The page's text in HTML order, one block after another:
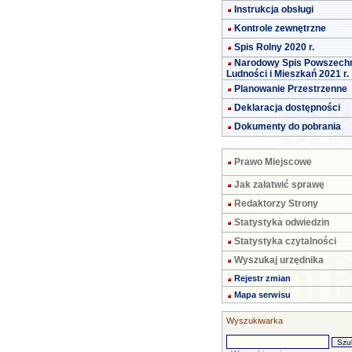
Instrukcja obsługi
Kontrole zewnętrzne
Spis Rolny 2020 r.
Narodowy Spis
Ludności i Mieszkań 2021 r.
Planowanie Przestrzenne
Deklaracja dostępności
Dokumenty do pobrania
Prawo Miejscowe
Jak załatwić sprawę
Redaktorzy Strony
Statystyka odwiedzin
Statystyka czytalności
Wyszukaj urzędnika
Rejestr zmian
Mapa serwisu
Wyszukiwarka